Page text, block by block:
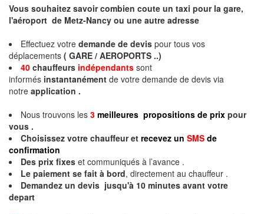
Vous souhaitez savoir combien coute un taxi pour la gare,
l'aéroport de Metz-Nancy ou une autre adresse
Effectuez votre demande de devis pour tous vos
déplacements ( GARE / AEROPORTS ..)
40 chauffeurs indépendants sont
informés instantanément de votre demande de devis via
notre application .
Nous trouvons les 3 meilleures propositions de prix pour
vous .
Choisissez votre chauffeur et recevez un SMS de
confirmation
Des prix fixes et communiqués à l’avance .
Le paiement se fait à bord, directement au chauffeur .
Demandez un devis jusqu'à 10 minutes avant votre
depart